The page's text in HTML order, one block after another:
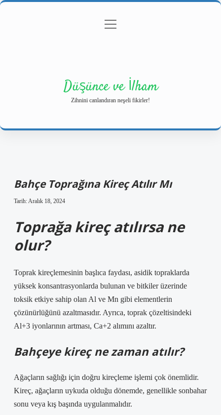
Gizlilik Politikası
menüyü
Düşünce ve İlham
Zihnini canlandıran neşeli fikirler!
Bahçe Toprağına Kireç Atılır Mı
Tarih: Aralık 18, 2024
Toprağa kireç atılırsa ne
olur?
Toprak kireçlemesinin başlıca faydası, asidik topraklarda
yüksek konsantrasyonlarda bulunan ve bitkiler üzerinde
toksik etkiye sahip olan Al ve Mn gibi elementlerin
çözünürlüğünü azaltmasıdır. Ayrıca, toprak çözeltisindeki
Al+3 iyonlarının artması, Ca+2 alımını azaltır.
Bahçeye kireç ne zaman atılır?
Ağaçların sağlığı için doğru kireçleme işlemi çok önemlidir.
Kireç, ağaçların uykuda olduğu dönemde, genellikle sonbahar
sonu veya kış başında uygulanmalıdır.